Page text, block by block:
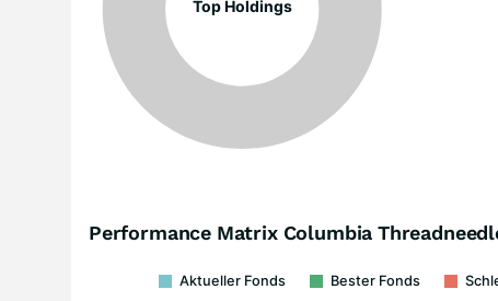
Top Holdings
Performance Matrix Columbia
Aktueller Fonds Bester Fonds